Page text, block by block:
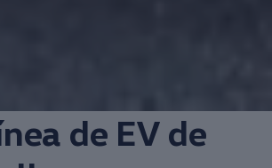
de EV de